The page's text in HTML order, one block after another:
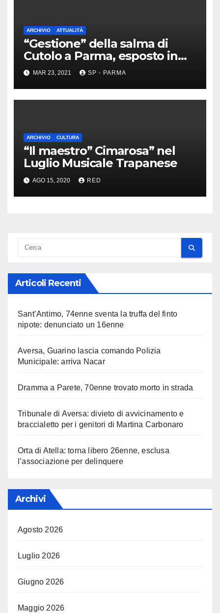
ARCHIVIO ATTUALITÀ
“Gestione” della salma di
Cutolo a Parma, esposto in
Procura
MAR 23, 2021 SP - PARMA
ARCHIVIO CULTURA
“Il maestro” Cimarosa” nel
Luglio Musicale Trapanese
AGO 15, 2020 RED
Articoli Recenti
Sant’Antimo, 74enne sventa la truffa del finto
nipote: denunciato un 16enne
Aversa, Guarino lascia comando Polizia
Municipale: arriva Nacar
Dramma a Parete, 70enne trovato morto in strada
Tribunale di Aversa: divieto di avvicinamento e
braccialetto per i genitori di Martina Carbonaro
Orta di Atella: torna libero 26enne, esclusa
l’associazione per delinquere
Archivi
Agosto 2026
Luglio 2026
Giugno 2026
Maggio 2026